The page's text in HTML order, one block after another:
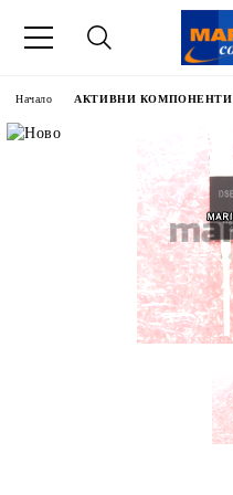
Начало АКТИВНИ КОМПОНЕНТИ